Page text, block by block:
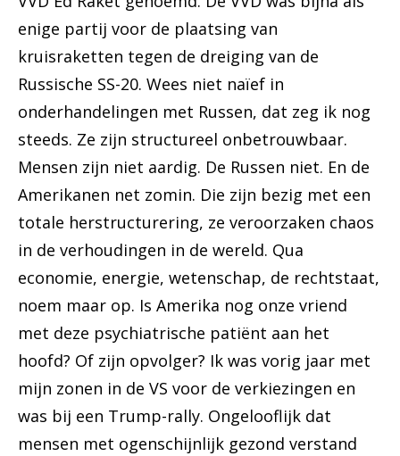
enige partij voor de plaatsing van
kruisraketten tegen de dreiging van de
Russische SS-20. Wees niet naïef in
onderhandelingen met Russen, dat zeg ik nog
steeds. Ze zijn structureel onbetrouwbaar.
Mensen zijn niet aardig. De Russen niet. En de
Amerikanen net zomin. Die zijn bezig met een
totale herstructurering, ze veroorzaken chaos
in de verhoudingen in de wereld. Qua
economie, energie, wetenschap, de rechtstaat,
noem maar op. Is Amerika nog onze vriend
met deze psychiatrische patiënt aan het
hoofd? Of zijn opvolger? Ik was vorig jaar met
mijn zonen in de VS voor de verkiezingen en
was bij een Trump-rally. Ongelooflijk dat
mensen met ogenschijnlijk gezond verstand